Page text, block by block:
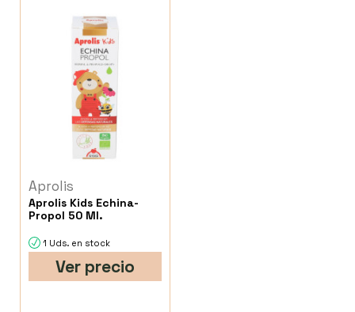
Aprolis
Aprolis Kids Echina-
Propol 50 Ml.
1 Uds. en stock
Ver precio